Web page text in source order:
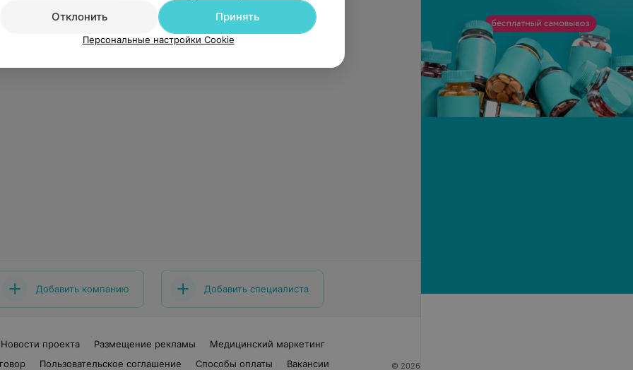
Добавить компанию Добавить специалиста
Новости проекта Размещение рекламы
Медицинский маркетинг
Пользовательское соглашение Способы оплаты Вакансии © 2026 ООО «Артокс Лаб», УНП 191700409
Отклонить
Принять
Персональные настройки Cookie